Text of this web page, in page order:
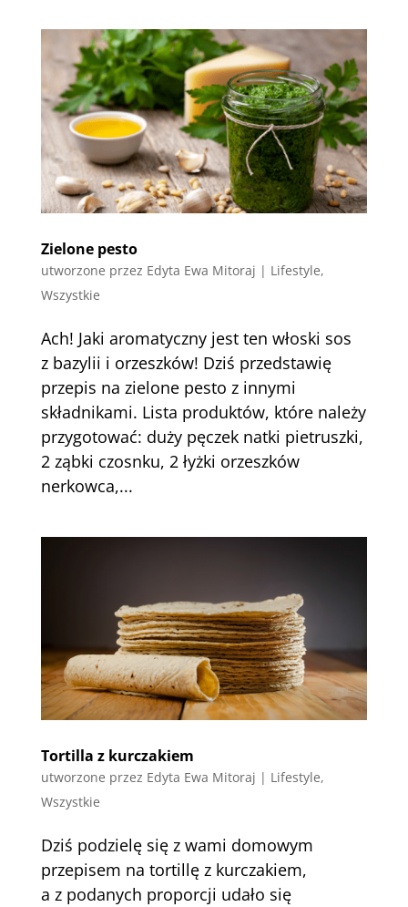
Zielone pesto
utworzone przez Edyta Ewa Mitoraj | Lifestyle,
Wszystkie
Ach! Jaki aromatyczny jest ten włoski sos
z bazylii i orzeszków! Dziś przedstawię
przepis na zielone pesto z innymi
składnikami. Lista produktów, które należy
przygotować: duży pęczek natki pietruszki,
2 ząbki czosnku, 2 łyżki orzeszków
nerkowca,...
Tortilla z kurczakiem
utworzone przez Edyta Ewa Mitoraj | Lifestyle,
Wszystkie
Dziś podzielę się z wami domowym
przepisem na tortillę z kurczakiem,
a z podanych proporcji udało się